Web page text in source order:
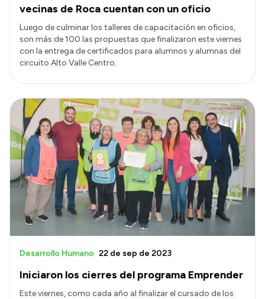
vecinas de Roca cuentan con un oficio
Luego de culminar los talleres de capacitación en oficios,
son más de 100 las propuestas que finalizaron este viernes
con la entrega de certificados para alumnos y alumnas del
circuito Alto Valle Centro.
Iniciaron los cierres del programa Emprender
Desarrollo Humano 22 de sep de 2023
Este viernes, como cada año al finalizar el cursado de los